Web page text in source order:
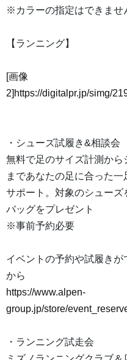
※カラーの指定はできませ
【ランニング】
[画像
2]https://digitalpr.jp/simg/
・シューズ試履き&相談会
無料で足のサイズ計測か
まであなたの足に合った
サポート。対象のシューズ
バッグをプレゼント
※事前予約必要
イベントの予約や試履き
から
https://www.alpen-
group.jp/store/
・ランニング試走会